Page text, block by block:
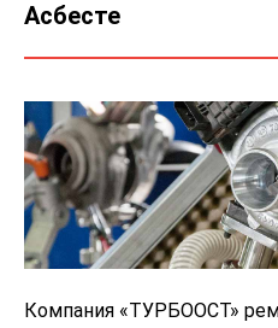
Асбесте
Компания «ТУРБООСТ»